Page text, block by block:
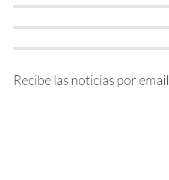
Recibe las noticias por email